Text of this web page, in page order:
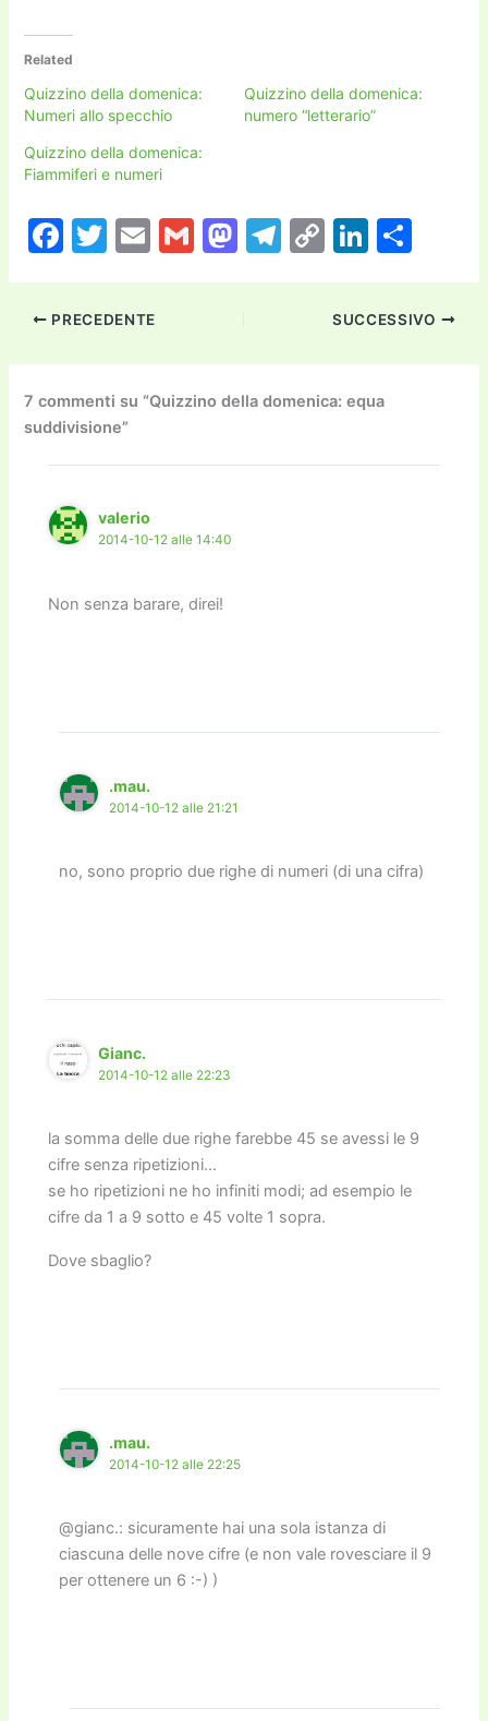
Related
Quizzino della domenica:
Numeri allo specchio
Quizzino della domenica:
numero “letterario”
Quizzino della domenica:
Fiammiferi e numeri
F
c
b
o
o
k
T
itt
E
ai
G
M
d
o
T
a
m
C
p
y
Li
n
Li
k
dI
n
n
vi
PRECEDENTE SUCCESSIVO
7 commenti su “Quizzino della domenica: equa
suddivisione”
valerio
2014-10-12 alle 14:40
Non senza barare, direi!
.mau.
2014-10-12 alle 21:21
no, sono proprio due righe di numeri (di una cifra)
Gianc.
2014-10-12 alle 22:23
la somma delle due righe farebbe 45 se avessi le 9
cifre senza ripetizioni…
se ho ripetizioni ne ho infiniti modi; ad esempio le
cifre da 1 a 9 sotto e 45 volte 1 sopra.
Dove sbaglio?
.mau.
2014-10-12 alle 22:25
@gianc.: sicuramente hai una sola istanza di
ciascuna delle nove cifre (e non vale rovesciare il 9
per ottenere un 6 :-) )